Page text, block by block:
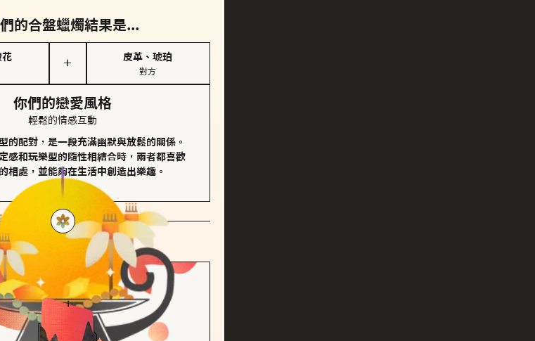
的合盤蠟燭結果是...
花
＋
皮革、琥珀
對方
你們的戀愛風格
輕鬆的情感互動
的配對，是一段充滿幽默與放鬆的關係。
感和玩樂型的隨性相結合時，兩者都喜歡
相處，並能夠在生活中創造出樂趣。
方的主調蠟燭是...